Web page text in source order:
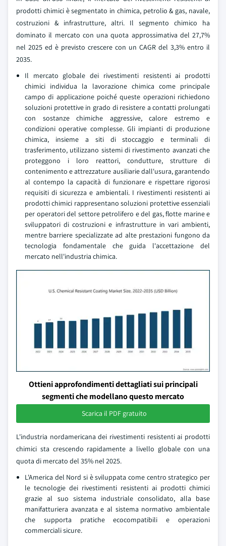
prodotti chimici è segmentato in chimica, petrolio & gas, navale,
costruzioni & infrastrutture, altri. Il segmento chimico ha
dominato il mercato con una quota approssimativa del 27,7%
nel 2025 ed è previsto crescere con un CAGR del 3,3% entro il
2035.
Il mercato globale dei rivestimenti resistenti ai prodotti
chimici individua la lavorazione chimica come principale
campo di applicazione poiché queste operazioni richiedono
soluzioni protettive in grado di resistere a contatti prolungati
con sostanze chimiche aggressive, calore estremo e
condizioni operative complesse. Gli impianti di produzione
chimica, insieme a siti di stoccaggio e terminali di
trasferimento, utilizzano sistemi di rivestimento avanzati che
proteggono i loro reattori, condutture, strutture di
contenimento e attrezzature ausiliarie dall'usura, garantendo
al contempo la capacità di funzionare e rispettare rigorosi
requisiti di sicurezza e ambientali. I rivestimenti resistenti ai
prodotti chimici rappresentano soluzioni protettive essenziali
per operatori del settore petrolifero e del gas, flotte marine e
sviluppatori di costruzioni e infrastrutture in vari ambienti,
mentre barriere specializzate ad alte prestazioni fungono da
tecnologia fondamentale che guida l'accettazione del
mercato nell'industria chimica.
Ottieni approfondimenti dettagliati sui principali
segmenti che modellano questo mercato
Scarica il PDF gratuito
L'industria nordamericana dei rivestimenti resistenti ai prodotti
chimici sta crescendo rapidamente a livello globale con una
quota di mercato del 35% nel 2025.
L'America del Nord si è sviluppata come centro strategico per
le tecnologie dei rivestimenti resistenti ai prodotti chimici
grazie al suo sistema industriale consolidato, alla base
manifatturiera avanzata e al sistema normativo ambientale
che supporta pratiche ecocompatibili e operazioni
commerciali sicure.